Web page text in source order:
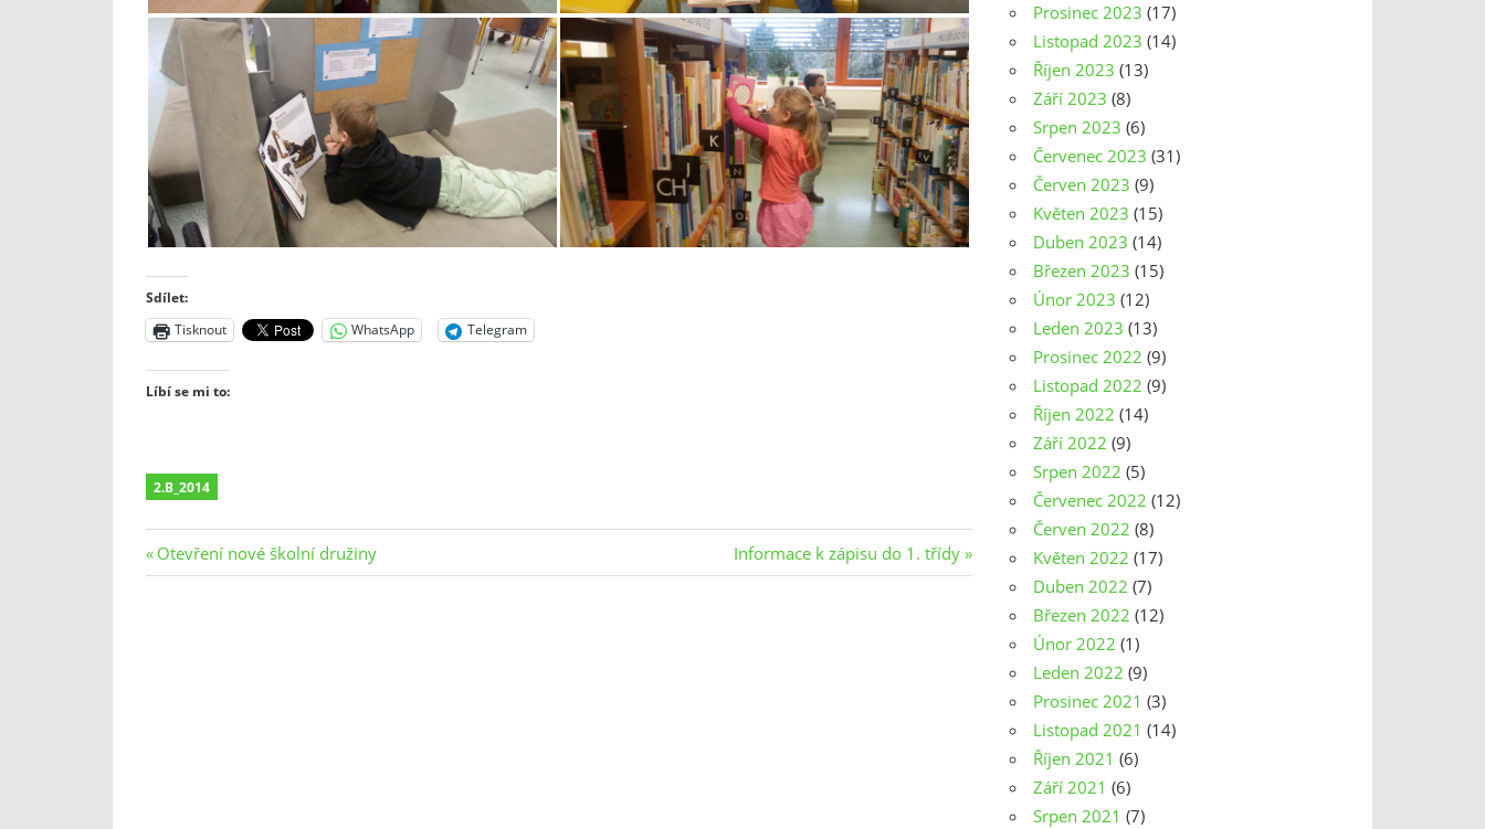
Sdílet:
Tisknout
WhatsApp Telegram
Líbí se mi to:
2.B_2014
Navigace
Previous
Post:
Otevření nové školní družiny
Next
Post:
Informace k zápisu do 1. třídy
Prosinec 2023 (17)
Listopad 2023 (14)
Říjen 2023 (13)
Září 2023 (8)
Srpen 2023 (6)
Červenec 2023 (31)
Červen 2023 (9)
Květen 2023 (15)
Duben 2023 (14)
Březen 2023 (15)
Únor 2023 (12)
Leden 2023 (13)
Prosinec 2022 (9)
Listopad 2022 (9)
Říjen 2022 (14)
Září 2022 (9)
Srpen 2022 (5)
Červenec 2022 (12)
Červen 2022 (8)
Květen 2022 (17)
Duben 2022 (7)
Březen 2022 (12)
Únor 2022 (1)
Leden 2022 (9)
Prosinec 2021 (3)
Listopad 2021 (14)
Říjen 2021 (6)
Září 2021 (6)
Srpen 2021 (7)